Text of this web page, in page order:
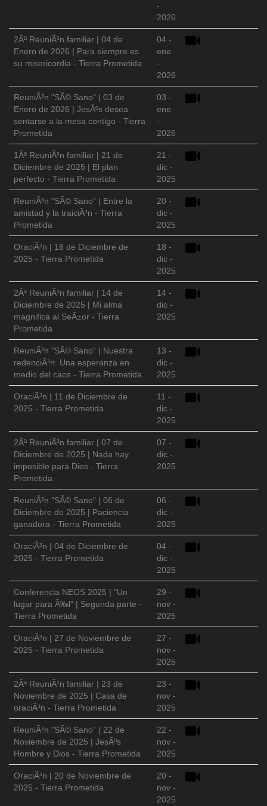
-
2026
2Âª ReuniÃ³n familiar | 04 de
Enero de 2026 | Para siempre es
su misericordia - Tierra Prometida
04 -
ene
-
2026
ReuniÃ³n "SÃ© Sano" | 03 de
Enero de 2026 | JesÃºs desea
sentarse a la mesa contigo - Tierra
Prometida
03 -
ene
-
2026
1Âª ReuniÃ³n familiar | 21 de
Diciembre de 2025 | El plan
perfecto - Tierra Prometida
21 -
dic -
2025
ReuniÃ³n "SÃ© Sano" | Entre la
amistad y la traiciÃ³n - Tierra
Prometida
20 -
dic -
2025
OraciÃ³n | 18 de Diciembre de
2025 - Tierra Prometida
18 -
dic -
2025
2Âª ReuniÃ³n familiar | 14 de
Diciembre de 2025 | Mi alma
magnifica al SeÃ±or - Tierra
Prometida
14 -
dic -
2025
ReuniÃ³n "SÃ© Sano" | Nuestra
redenciÃ³n: Una esperanza en
medio del caos - Tierra Prometida
13 -
dic -
2025
OraciÃ³n | 11 de Diciembre de
2025 - Tierra Prometida
11 -
dic -
2025
2Âª ReuniÃ³n familiar | 07 de
Diciembre de 2025 | Nada hay
imposible para Dios - Tierra
Prometida
07 -
dic -
2025
ReuniÃ³n "SÃ© Sano" | 06 de
Diciembre de 2025 | Paciencia
ganadora - Tierra Prometida
06 -
dic -
2025
OraciÃ³n | 04 de Diciembre de
2025 - Tierra Prometida
04 -
dic -
2025
Conferencia NEOS 2025 | "Un
lugar para Ã‰l" | Segunda parte -
Tierra Prometida
29 -
nov -
2025
OraciÃ³n | 27 de Noviembre de
2025 - Tierra Prometida
27 -
nov -
2025
2Âª ReuniÃ³n familiar | 23 de
Noviembre de 2025 | Casa de
oraciÃ³n - Tierra Prometida
23 -
nov -
2025
ReuniÃ³n "SÃ© Sano" | 22 de
Noviembre de 2025 | JesÃºs
Hombre y Dios - Tierra Prometida
22 -
nov -
2025
OraciÃ³n | 20 de Noviembre de
2025 - Tierra Prometida
20 -
nov -
2025